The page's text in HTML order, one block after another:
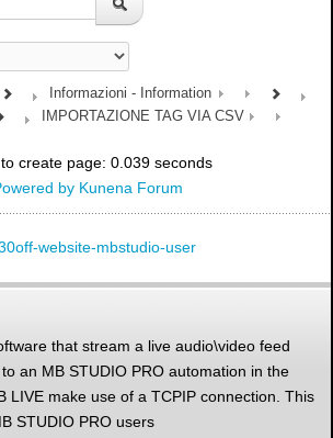
Informazioni - Information
IMPORTAZIONE TAG VIA CSV
create page: 0.039 seconds
by Kunena Forum
that stream a live audio\video feed
an MB STUDIO PRO automation in the
LIVE make use of a TCPIP connection. This
STUDIO PRO users